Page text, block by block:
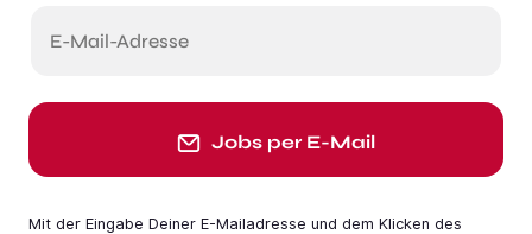
E-Mail-Adresse
Jobs per E-Mail
Mit der Eingabe Deiner E-Mail­adresse und dem Klicken des